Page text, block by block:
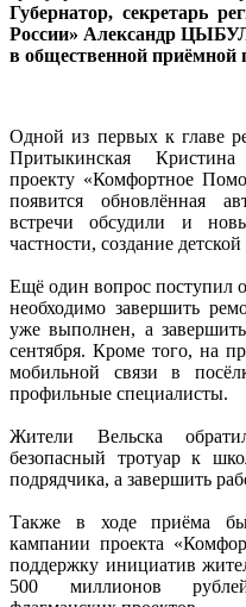
Губернатор, секретарь
России» Александр
в общественной приёмной
Одной из первых к главе
Притыкинская
проекту «Комфортное
появится обновлённая
встречи обсудили и
частности, создание
Ещё один вопрос поступил
необходимо завершить
уже выполнен, а
сентября. Кроме того, на
мобильной связи в
профильные специалисты.
Жители Вельска
безопасный тротуар к
подрядчика, а завершить
Также в ходе приёма
кампании проекта
поддержку инициатив
500 миллионов